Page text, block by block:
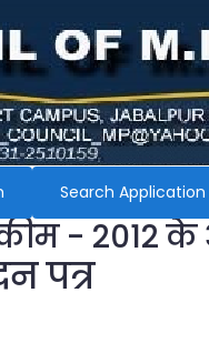
Search Application
- 2012 के
पत्र